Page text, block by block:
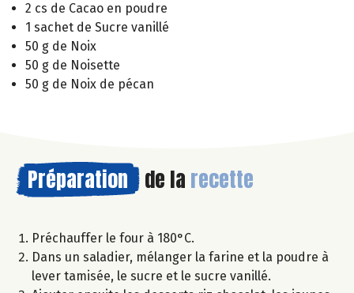
2 cs de Cacao en poudre
1 sachet de Sucre vanillé
50 g de Noix
50 g de Noisette
50 g de Noix de pécan
Préparation de la recette
Préchauffer le four à 180°C.
Dans un saladier, mélanger la farine et la poudre à
lever tamisée, le sucre et le sucre vanillé.